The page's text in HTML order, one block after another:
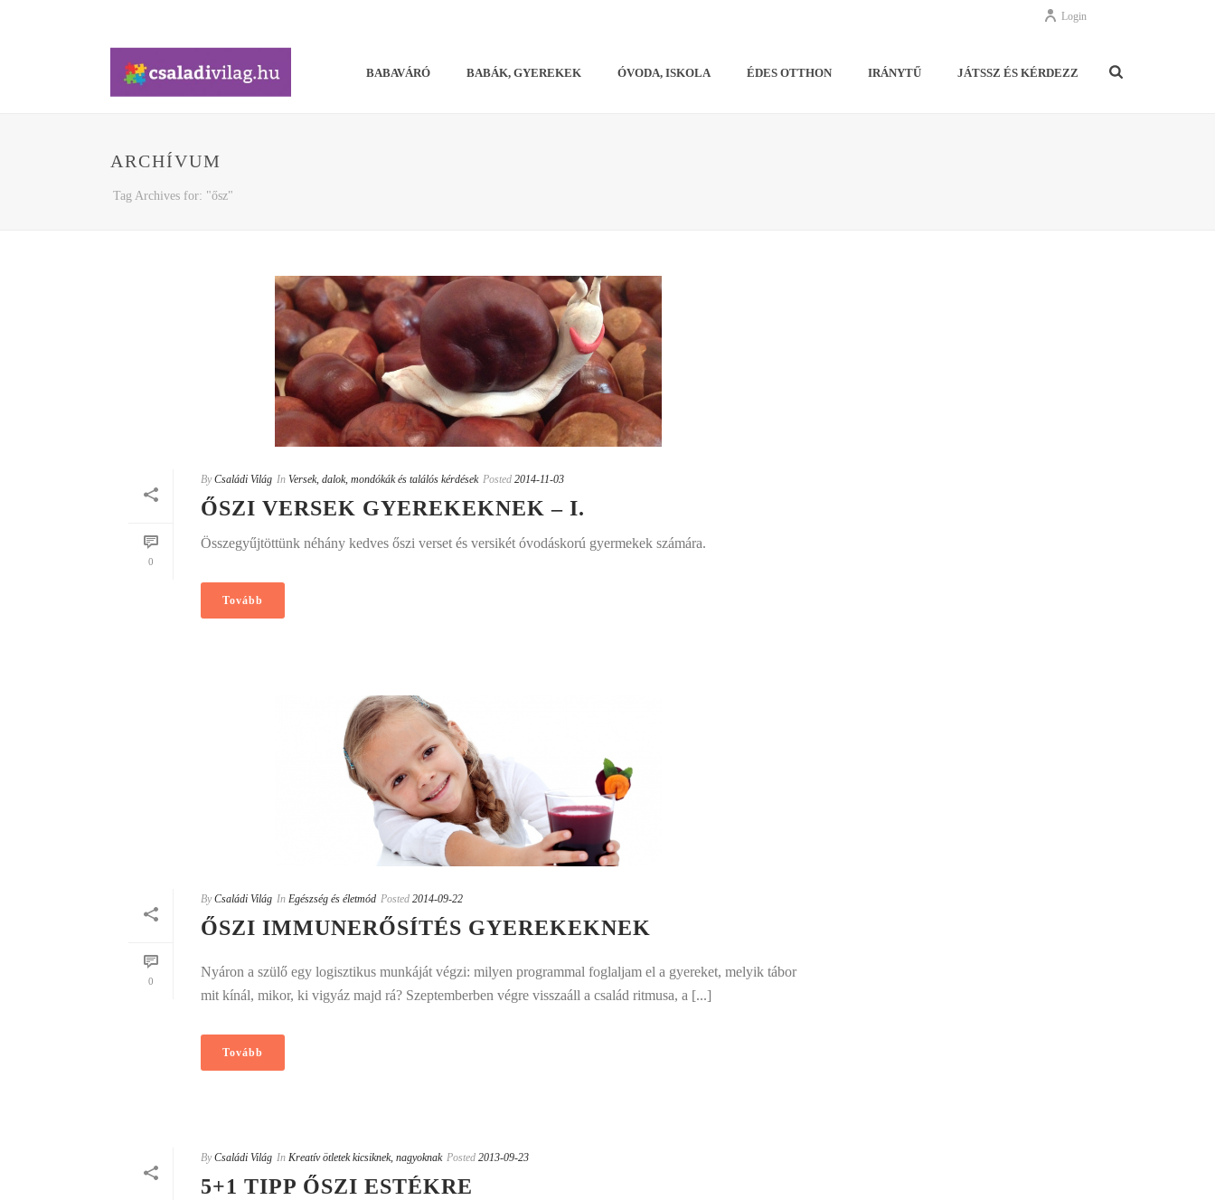
Login
BABAVÁRÓ BABÁK, GYEREKEK ÓVODA, ISKOLA ÉDES OTTHON IRÁNYTŰ JÁTSSZ ÉS KÉRDEZZ
ARCHÍVUM
Tag Archives for: "ősz"
0
By Családi Világ In Versek, dalok, mondókák és találós kérdések Posted 2014-11-03
ŐSZI VERSEK GYEREKEKNEK – I.
Összegyűjtöttünk néhány kedves őszi verset és versikét óvodáskorú gyermekek számára.
Tovább
0
By Családi Világ In Egészség és életmód Posted 2014-09-22
ŐSZI IMMUNERŐSÍTÉS GYEREKEKNEK
Nyáron a szülő egy logisztikus munkáját végzi: milyen programmal foglaljam el a gyereket, melyik tábor
mit kínál, mikor, ki vigyáz majd rá? Szeptemberben végre visszaáll a család ritmusa, a [...]
Tovább
By Családi Világ In Kreatív ötletek kicsiknek, nagyoknak Posted 2013-09-23
5+1 TIPP ŐSZI ESTÉKRE